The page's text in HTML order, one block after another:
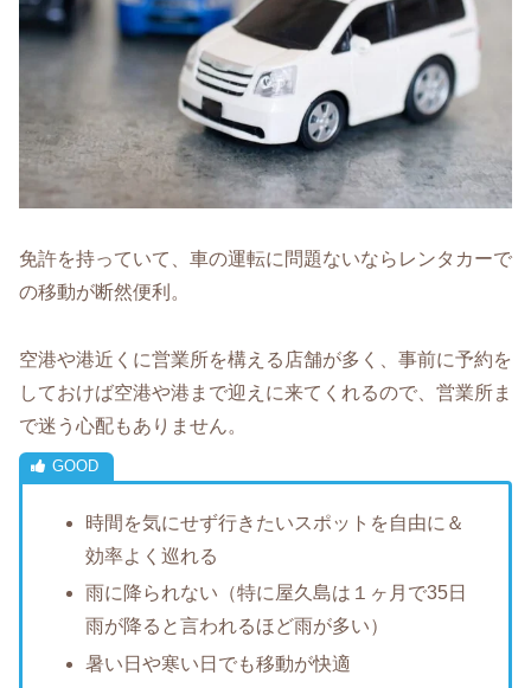
免許を持っていて、車の運転に問題ないならレンタカーで
の移動が断然便利。
空港や港近くに営業所を構える店舗が多く、事前に予約を
しておけば空港や港まで迎えに来てくれるので、営業所ま
で迷う心配もありません。
時間を気にせず行きたいスポットを自由に＆
効率よく巡れる
雨に降られない（特に屋久島は１ヶ月で35日
雨が降ると言われるほど雨が多い）
暑い日や寒い日でも移動が快適